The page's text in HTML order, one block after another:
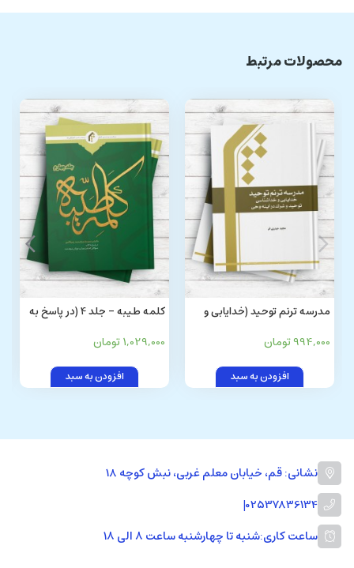
محصولات مرتبط
مدرسه ترنم توحید (خدایابی و
994,000 تومان
افزودن به سبد
کلمه طیبه - جلد 4 (در پاسخ به
جوانان شیعه شد»)
1,029,000 تومان
افزودن به سبد
نشانی: قم، خیابان معلم غربی، نبش کوچه 18
02537836134
|
ساعت کاری:شنبه تا چهارشنبه ساعت ۸ الی ۱۸